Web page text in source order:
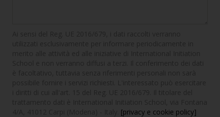
[privacy e cookie policy]